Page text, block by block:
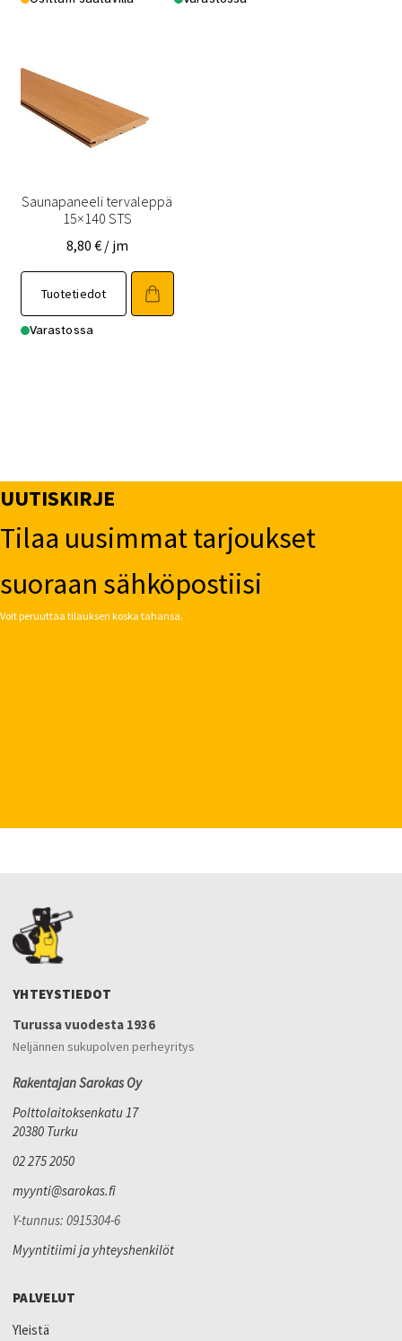
tehdä
valinnat
tuotteen
Saunapaneeli tervaleppä
15×140 STS
8,80 € / jm
Tuotetiedot
tuotteella
on
sivulla.
Varastossa
UUTISKIRJE
Tilaa uusimmat tarjoukset
suoraan sähköpostiisi
Voit peruuttaa tilauksen koska tahansa.
YHTEYSTIEDOT
Turussa vuodesta 1936
Neljännen sukupolven perheyritys
Rakentajan Sarokas Oy
Polttolaitoksenkatu 17
20380 Turku
02 275 2050
myynti@sarokas.fi
Y-tunnus: 0915304-6
Myyntitiimi ja yhteyshenkilöt
PALVELUT
Yleistä